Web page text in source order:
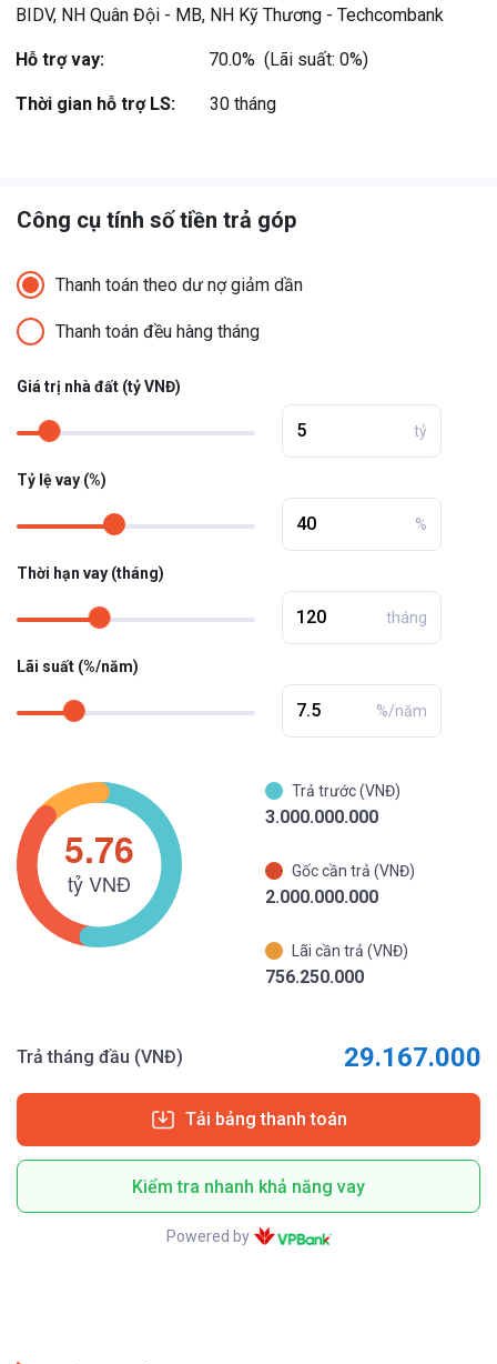
BIDV, NH Quân Đội - MB, NH Kỹ Thương - Techcombank
Hỗ trợ vay: 70.0%  (Lãi suất: 0%)
Thời gian hỗ trợ LS: 30 tháng
Công cụ tính số tiền trả góp
Thanh toán theo dư nợ giảm dần
Thanh toán đều hàng tháng
Giá trị nhà đất (tỷ VNĐ)
tỷ
Tỷ lệ vay (%)
%
Thời hạn vay (tháng)
tháng
Lãi suất (%/năm)
%/năm
Trả trước (VNĐ)
3.000.000.000
Gốc cần trả (VNĐ)
2.000.000.000
Lãi cần trả (VNĐ)
756.250.000
Trả tháng đầu (VNĐ) 29.167.000
Tải bảng thanh toán
Kiểm tra nhanh khả năng vay
Powered by